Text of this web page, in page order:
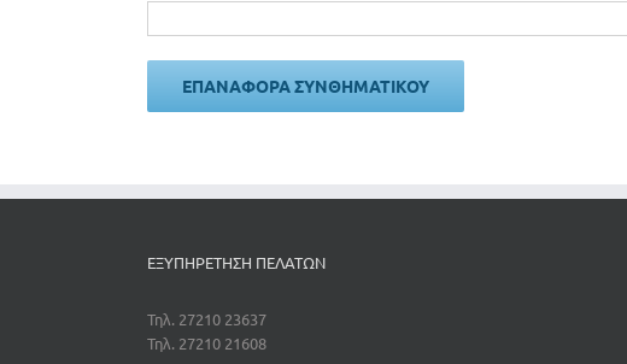
ΕΠΑΝΑΦΟΡΆ ΣΥΝΘΗΜΑΤΙΚΟΎ
ΕΞΥΠΗΡΕΤΗΣΗ ΠΕΛΑΤΩΝ
Τηλ. 27210 23637
Τηλ. 27210 21608